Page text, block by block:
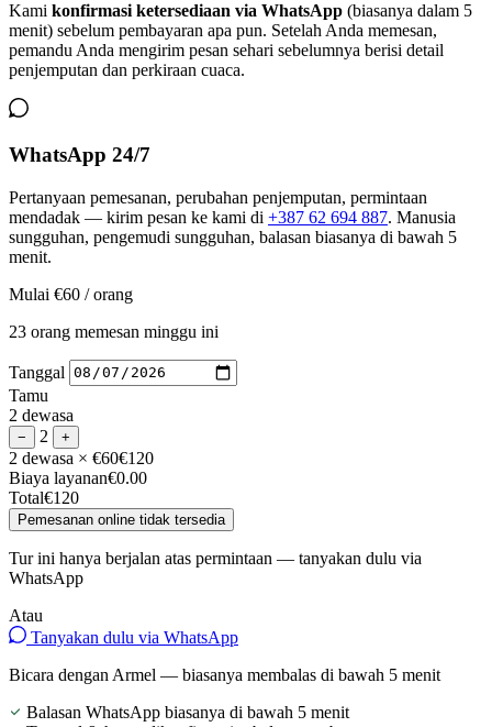
Kami konfirmasi ketersediaan via WhatsApp (biasanya dalam 5
menit) sebelum pembayaran apa pun. Setelah Anda memesan,
pemandu Anda mengirim pesan sehari sebelumnya berisi detail
penjemputan dan perkiraan cuaca.
WhatsApp 24/7
Pertanyaan pemesanan, perubahan penjemputan, permintaan
mendadak — kirim pesan ke kami di +387 62 694 887. Manusia
sungguhan, pengemudi sungguhan, balasan biasanya di bawah 5
menit.
Mulai €60 / orang
23 orang memesan minggu ini
Tanggal
Tamu
2 dewasa
− 2 +
2 dewasa × €60€120
Biaya layanan€0.00
Total€120
Pemesanan online tidak tersedia
Tur ini hanya berjalan atas permintaan — tanyakan dulu via
WhatsApp
Atau
Tanyakan dulu via WhatsApp
Bicara dengan Armel — biasanya membalas di bawah 5 menit
Balasan WhatsApp biasanya di bawah 5 menit